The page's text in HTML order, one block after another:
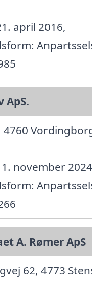
april 2016,
ApS.
4760
november
A. Rømer ApS
62, 4773